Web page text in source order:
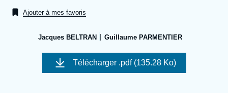
Analyses
Événements
L'Ifri en bref Proche-Orient
publication
Ajouter à mes favoris
Jacques BELTRAN Guillaume PARMENTIER
Télécharger .pdf (135.28 Ko)